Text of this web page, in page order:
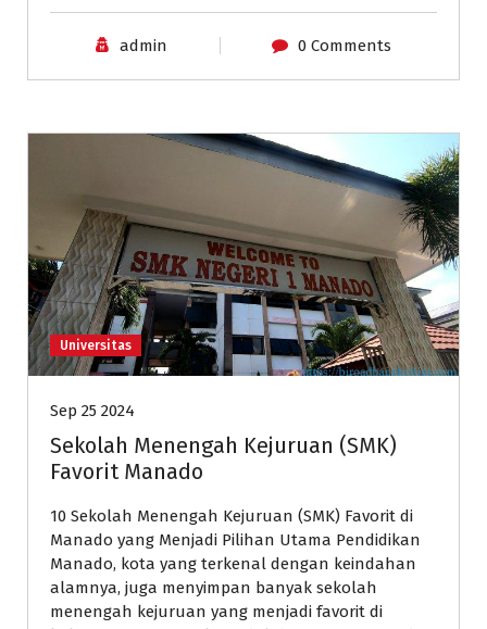
admin 0 Comments
Universitas
Sep 25 2024
Sekolah Menengah Kejuruan (SMK)
Favorit Manado
10 Sekolah Menengah Kejuruan (SMK) Favorit di
Manado yang Menjadi Pilihan Utama Pendidikan
Manado, kota yang terkenal dengan keindahan
alamnya, juga menyimpan banyak sekolah
menengah kejuruan yang menjadi favorit di